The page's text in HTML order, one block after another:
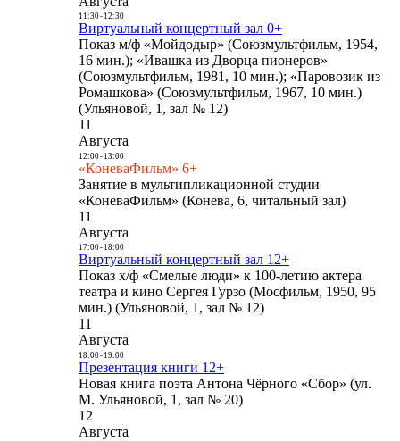
11:30- 12:30
Виртуальный концертный зал 0+
Показ м/ф «Мойдодыр» (Союзмультфильм, 1954,
16 мин.); «Ивашка из Дворца пионеров»
(Союзмультфильм, 1981, 10 мин.); «Паровозик из
Ромашкова» (Союзмультфильм, 1967, 10 мин.)
(Ульяновой, 1, зал № 12)
11
Августа
12:00- 13:00
«КоневаФильм» 6+
Занятие в мультипликационной студии
«КоневаФильм» (Конева, 6, читальный зал)
11
Августа
17:00- 18:00
Виртуальный концертный зал 12+
Показ х/ф «Смелые люди» к 100-летию актера
театра и кино Сергея Гурзо (Мосфильм, 1950, 95
мин.) (Ульяновой, 1, зал № 12)
11
Августа
18:00- 19:00
Презентация книги 12+
Новая книга поэта Антона Чёрного «Сбор» (ул.
М. Ульяновой, 1, зал № 20)
12
Августа